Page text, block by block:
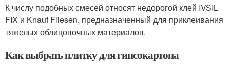
К числу подобных смесей относят недорогой клей IVSIL
FIX и Knauf Fliesen, предназначенный для приклеивания
тяжелых облицовочных материалов.
Как выбрать плитку для гипсокартона